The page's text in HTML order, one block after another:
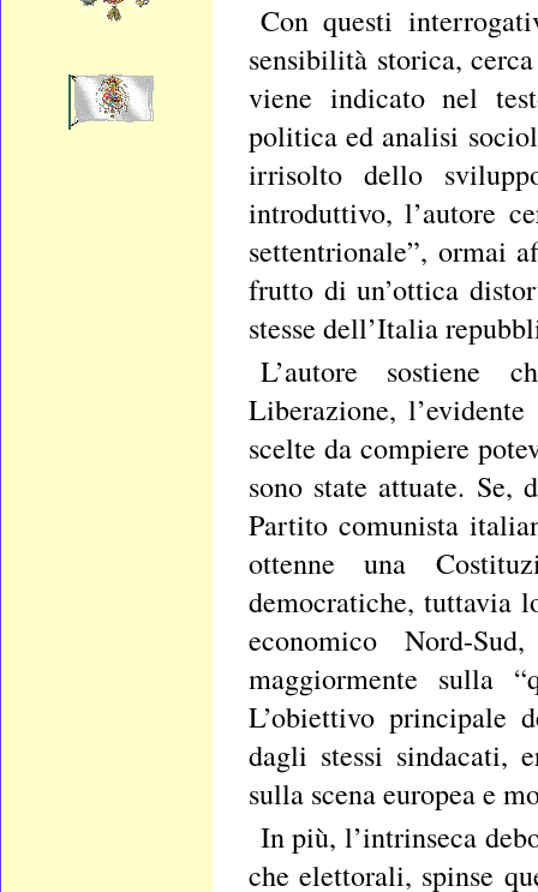
Con questi
sensibilità storica,
viene indicato nel
politica ed analisi
irrisolto dello
introduttivo, l’autore
settentrionale”, ormai
frutto di un’ottica
stesse dell’Italia
L’autore sostiene
Liberazione,
scelte da compiere
sono state attuate.
Partito comunista
ottenne una
democratiche, tuttavia
economico Nord-
maggiormente sulla
L’obiettivo principale
dagli stessi sindacati,
sulla scena europea e
In più, l’intrinseca
che elettorali, spinse